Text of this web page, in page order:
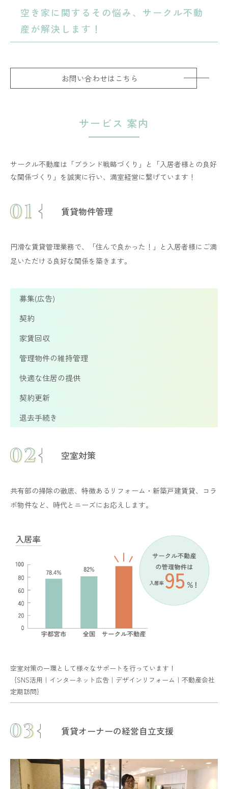
空き家に関するその悩み、サークル不動
産が解決します！
お問い合わせはこちら
サービス 案内
サークル不動産は「ブランド戦略づくり」と「入居者様との良好
な関係づくり」を誠実に行い、満室経営に繋げています！
賃貸物件管理
円滑な賃貸管理業務で、「住んで良かった！」と入居者様にご満
足いただける良好な関係を築きます。
募集(広告)
契約
家賃回収
管理物件の維持管理
快適な住居の提供
契約更新
退去手続き
空室対策
共有部の掃除の徹底、特徴あるリフォーム・新築戸建賃貸、コラ
ボ物件など、時代とニーズにお応えします。
空室対策の一環として様々なサポートを行っています！
｛SNS活用｜インターネット広告｜デザインリフォーム｜不動産会社
定期訪問｝
賃貸オーナーの経営自立支援